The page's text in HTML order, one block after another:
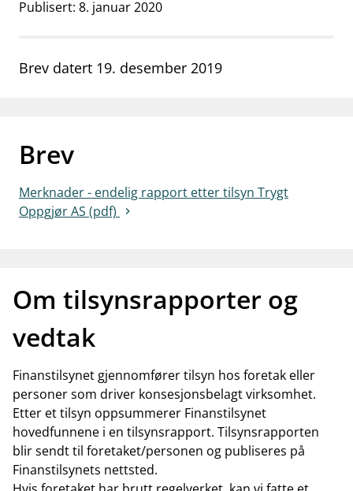
work_outlineJobb hos oss
dashboardInformasjon for investorer
notifications_noneAbonner på nyhetsvarsel
Publisert: 8. januar 2020
Brev datert 19. desember 2019
Brev
Merknader - endelig rapport etter tilsyn Trygt
Oppgjør AS (pdf)
Om tilsynsrapporter og
vedtak
Finanstilsynet gjennomfører tilsyn hos foretak eller
personer som driver konsesjonsbelagt virksomhet.
Etter et tilsyn oppsummerer Finanstilsynet
hovedfunnene i en tilsynsrapport. Tilsynsrapporten
blir sendt til foretaket/personen og publiseres på
Finanstilsynets nettsted.